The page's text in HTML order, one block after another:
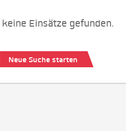
Einsätze gefunden.
Neue Suche starten